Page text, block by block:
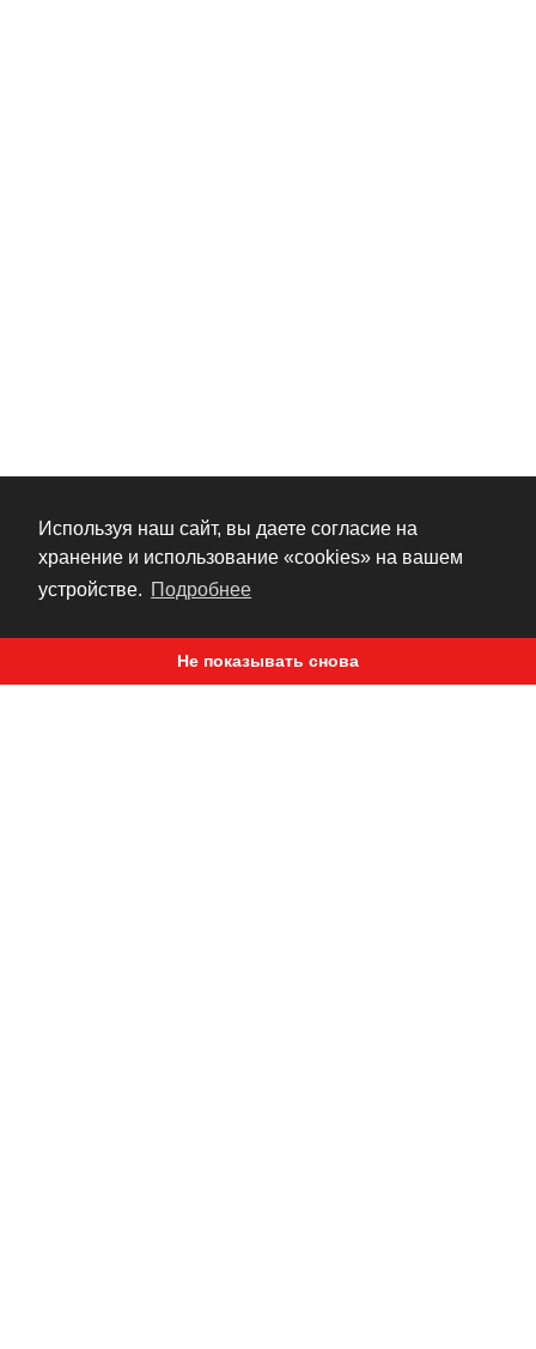
Используя наш сайт, вы даете согласие на
хранение и использование «cookies» на вашем
устройстве. Подробнее
Не показывать снова